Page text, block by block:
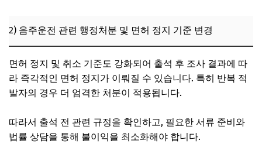
2) 음주운전 관련 행정처분 및 면허 정지 기준 변경
면허 정지 및 취소 기준도 강화되어 출석 후 조사 결과에 따
라 즉각적인 면허 정지가 이뤄질 수 있습니다. 특히 반복 적
발자의 경우 더 엄격한 처분이 적용됩니다.
따라서 출석 전 관련 규정을 확인하고, 필요한 서류 준비와
법률 상담을 통해 불이익을 최소화해야 합니다.